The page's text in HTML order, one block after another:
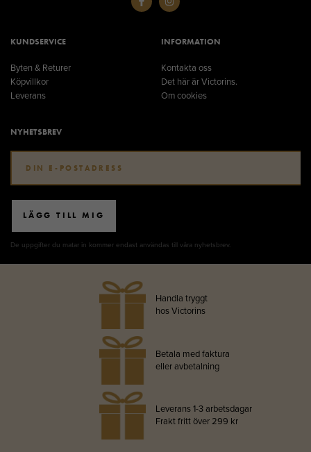
KUNDSERVICE
Byten & Returer
Köpvillkor
Leverans
INFORMATION
Kontakta oss
Det här är Victorins.
Om cookies
NYHETSBREV
LÄGG TILL MIG
De uppgifter du matar in kommer endast användas till våra nyhetsbrev.
Handla tryggt
hos Victorins
Betala med faktura
eller avbetalning
Leverans 1-3 arbetsdagar
Frakt fritt över 299 kr